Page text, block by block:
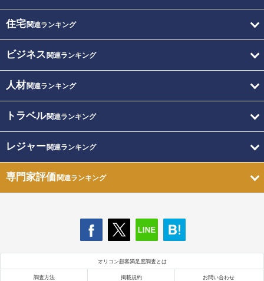
住宅関連ランキング
ビジネス 関連ランキング
人材関連ランキング
トラベル関連ランキング
レジャー関連ランキング
専門家評価関連ランキング
オリコン顧客満足度調査とは
調査方法 掲載規約 お問い合わせ